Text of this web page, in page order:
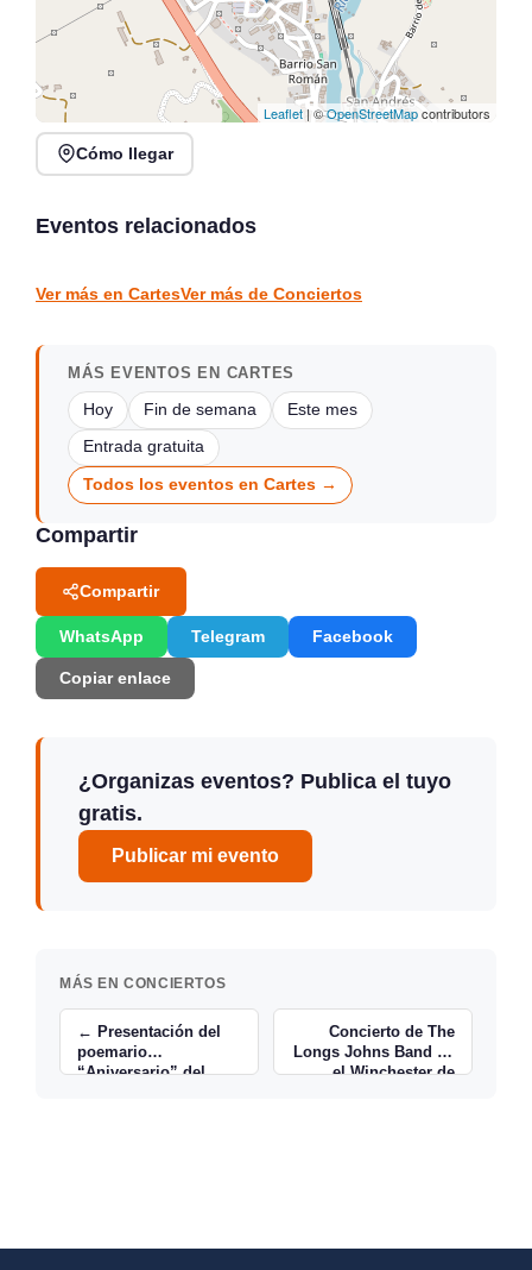
Leaflet| ©OpenStreetMapcontributors
Cómo llegar
Eventos relacionados
Rosana Garín en directo
Colindres
Ver más en CartesVer más de Conciertos
MÁS EVENTOS EN CARTES
Hoy Fin de semana Este mes
Entrada gratuita
Todos los eventos en Cartes →
Compartir
Compartir
WhatsApp Telegram Facebook
Copiar enlace
¿Organizas eventos? Publica el tuyo
gratis.
Publicar mi evento
MÁS EN CONCIERTOS
← Presentación del
poemario
“Aniversario” del
Concierto de The
Longs Johns Band en
el Winchester de